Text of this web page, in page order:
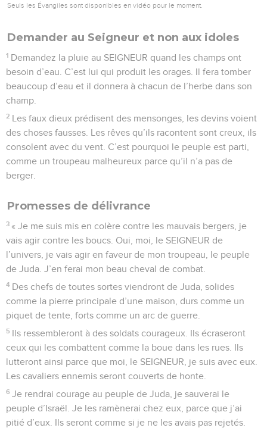
Seuls les Évangiles sont disponibles en vidéo pour le moment.
Demander au Seigneur et non aux idoles
1 Demandez la pluie au SEIGNEUR quand les champs ont
besoin d’eau. C’est lui qui produit les orages. Il fera tomber
beaucoup d’eau et il donnera à chacun de l’herbe dans son
champ.
2 Les faux dieux prédisent des mensonges, les devins voient
des choses fausses. Les rêves qu’ils racontent sont creux, ils
consolent avec du vent. C’est pourquoi le peuple est parti,
comme un troupeau malheureux parce qu’il n’a pas de
berger.
Promesses de délivrance
3 « Je me suis mis en colère contre les mauvais bergers, je
vais agir contre les boucs. Oui, moi, le SEIGNEUR de
l’univers, je vais agir en faveur de mon troupeau, le peuple
de Juda. J’en ferai mon beau cheval de combat.
4 Des chefs de toutes sortes viendront de Juda, solides
comme la pierre principale d’une maison, durs comme un
piquet de tente, forts comme un arc de guerre.
5 Ils ressembleront à des soldats courageux. Ils écraseront
ceux qui les combattent comme la boue dans les rues. Ils
lutteront ainsi parce que moi, le SEIGNEUR, je suis avec eux.
Les cavaliers ennemis seront couverts de honte.
6 Je rendrai courage au peuple de Juda, je sauverai le
peuple d’Israël. Je les ramènerai chez eux, parce que j’ai
pitié d’eux. Ils seront comme si je ne les avais pas rejetés.